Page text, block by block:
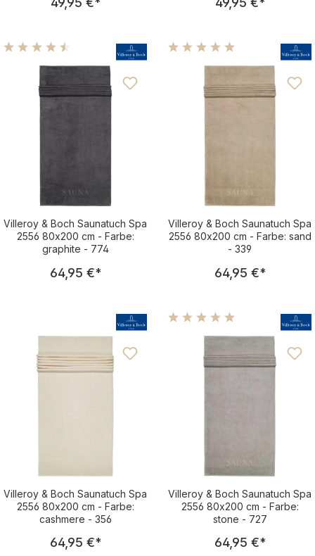
Durchschnittliche Bewertung von 4.38 von 5 Sternen
Villeroy & Boch Saunatuch Spa
2556 80x200 cm - Farbe:
graphite - 774
Regulärer Preis:
64,95 €*
Durchschnittliche
Villeroy & Boch Saunatuch Spa
2556 80x200 cm - Farbe: sand
- 339
Regulärer
64,95 €*
Villeroy & Boch Saunatuch Spa
2556 80x200 cm - Farbe:
cashmere - 356
Regulärer Preis:
64,95 €*
Durchschnittliche
Villeroy & Boch Saunatuch Spa
2556 80x200 cm - Farbe:
stone - 727
Regulärer
64,95 €*